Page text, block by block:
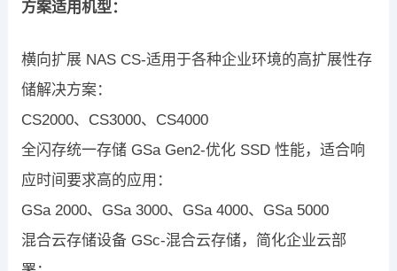
方案适用机型：
横向扩展 NAS CS-适用于各种企业环境的高扩展性存
储解决方案：
CS2000、CS3000、CS4000
全闪存统一存储 GSa Gen2-优化 SSD 性能，适合响
应时间要求高的应用：
GSa 2000、GSa 3000、GSa 4000、GSa 5000
混合云存储设备 GSc-混合云存储，简化企业云部